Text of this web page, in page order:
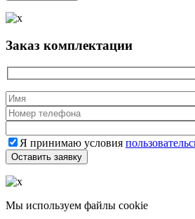
Заказ комплектации
Я принимаю условия
Мы используем файлы cookie